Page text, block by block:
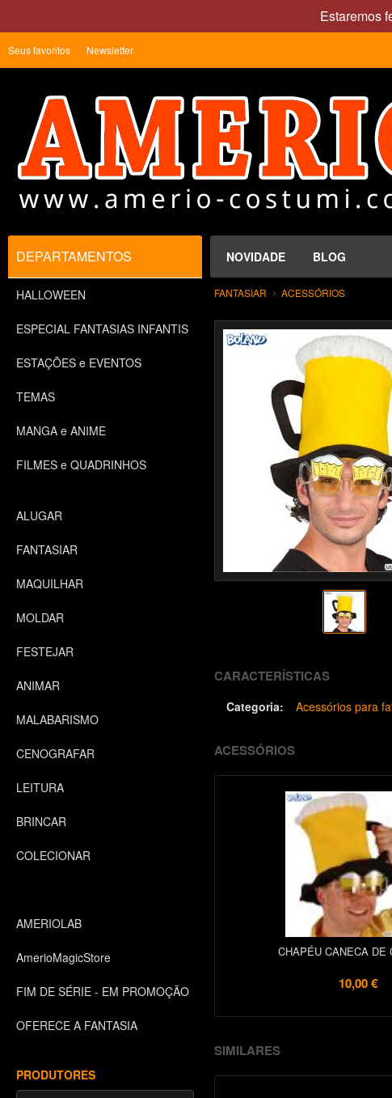
Estaremos
Seus favoritos Newsletter
NOVIDADE BLOG
DEPARTAMENTOS
HALLOWEEN
ESPECIAL FANTASIAS INFANTIS
ESTAÇÕES e EVENTOS
TEMAS
MANGA e ANIME
FILMES e QUADRINHOS
ALUGAR
FANTASIAR
MAQUILHAR
MOLDAR
FESTEJAR
ANIMAR
MALABARISMO
CENOGRAFAR
LEITURA
BRINCAR
COLECIONAR
AMERIOLAB
AmerioMagicStore
FIM DE SÉRIE - EM PROMOÇÃO
OFERECE A FANTASIA
PRODUTORES
FANTASIAR ACESSÓRIOS
CARACTERÍSTICAS
Categoria: Acessórios para
ACESSÓRIOS
CHAPÉU CANECA DE
10,00 €
SIMILARES